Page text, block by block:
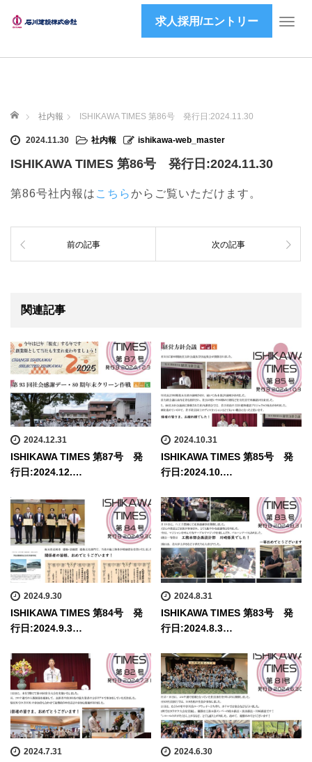
T
o
求人採用/エントリー
ホーム 社内報 ISHIKAWA TIMES 第86号 発行日:2024.11.30
2024.11.30 社内報 ishikawa-web_master
ISHIKAWA TIMES 第86号 発行日:2024.11.30
第86号社内報は こちらからご覧いただけます。
前の記事 次の記事
関連記事
2024.12.31
ISHIKAWA TIMES 第87号 発
行日:2024.12.…
2024.10.31
ISHIKAWA TIMES 第85号 発
行日:2024.10.…
2024.9.30
ISHIKAWA TIMES 第84号 発
行日:2024.9.3…
2024.8.31
ISHIKAWA TIMES 第83号 発
行日:2024.8.3…
2024.7.31 2024.6.30